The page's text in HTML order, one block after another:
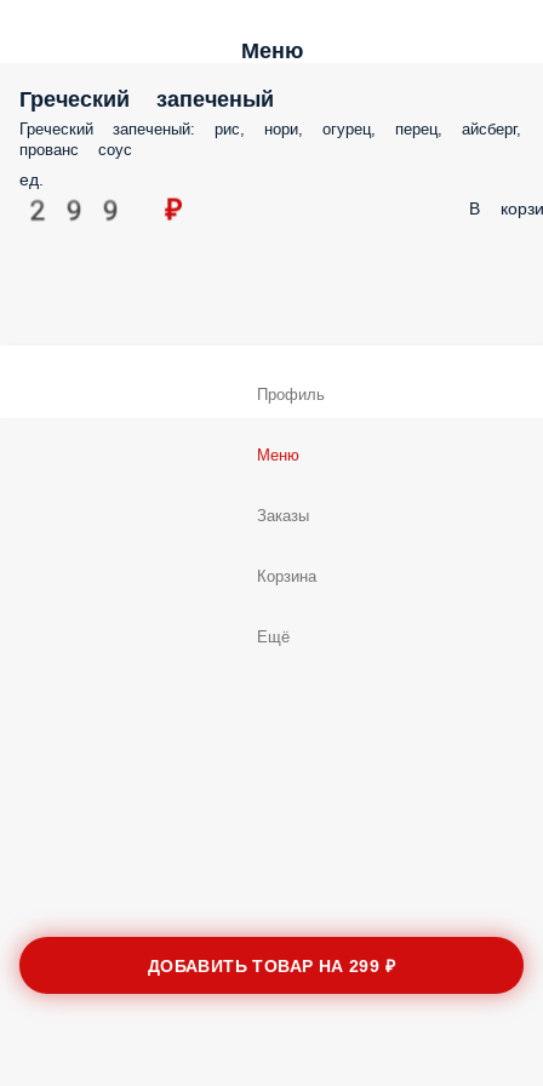
Меню
Греческий запеченый
Греческий запеченый: рис, нори, огурец, перец, айсберг,
прованс соус
ед.
299 ₽ В
ДОБАВИТЬ ТОВАР НА299 ₽
Профиль
Меню
Заказы
Корзина
Ещё